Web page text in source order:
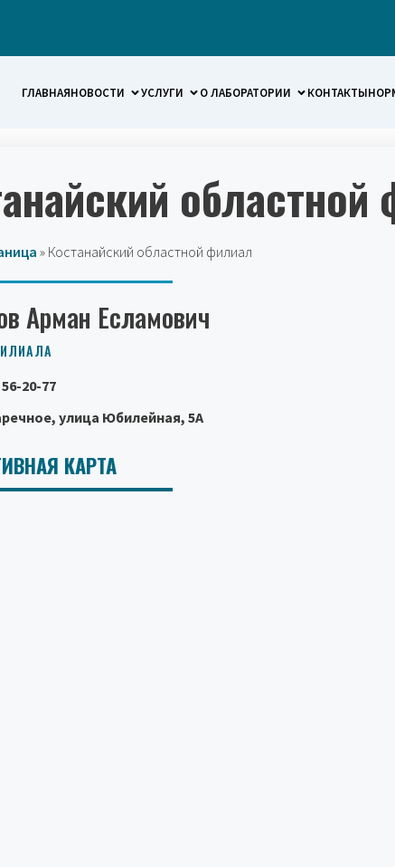
ГЛАВНАЯНОВОСТИ УСЛУГИ О ЛАБОРАТОРИИ КОНТАКТЫ
» Костанайский областной филиал
Арман Есламович
20-77
улица Юбилейная, 5А
КАРТА